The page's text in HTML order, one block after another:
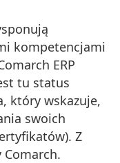
kompetencjami
ERP
tu status
który wskazuje,
swoich
Z
Comarch.